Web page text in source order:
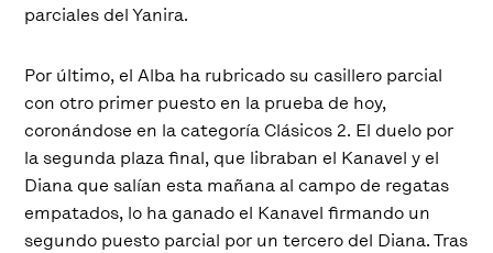
parciales del Yanira.
Por último, el Alba ha rubricado su casillero parcial
con otro primer puesto en la prueba de hoy,
coronándose en la categoría Clásicos 2. El duelo por
la segunda plaza final, que libraban el Kanavel y el
Diana que salían esta mañana al campo de regatas
empatados, lo ha ganado el Kanavel firmando un
segundo puesto parcial por un tercero del Diana. Tras